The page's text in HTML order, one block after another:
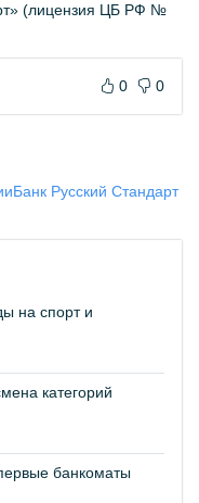
(лицензия ЦБ РФ №
0 0
Банк Русский Стандарт
на спорт и
категорий
банкоматы